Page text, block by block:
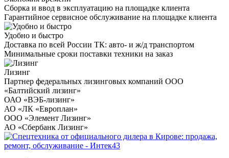
Сборка и ввод в эксплуатацию на площадке клиента
Гарантийное сервисное обслуживание на площадке клиента
Удобно и быстро
Доставка по всей России ТК: авто- и ж/д транспортом
Минимальные сроки поставки техники на заказ
Лизинг
Партнер федеральных лизинговых компаний ООО
«Балтийский лизинг»
ОАО «ВЭБ-лизинг»
АО «ЛК «Европлан»
ООО «Элемент Лизинг»
АО «Сбербанк Лизинг»